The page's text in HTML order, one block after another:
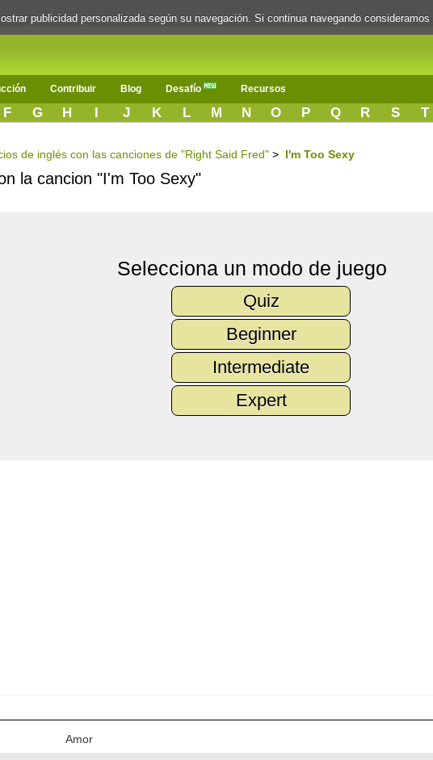
Contribuir Blog Desafío Recursos
F G H I J K L M N O P Q R S T
de inglés con las canciones de "Right Said Fred" > I'm Too Sexy
la cancion "I'm Too Sexy"
Selecciona un modo de juego
Quiz
Beginner
Intermediate
Expert
Amor
publicidad personalizada según su navegación. Si continua navegando